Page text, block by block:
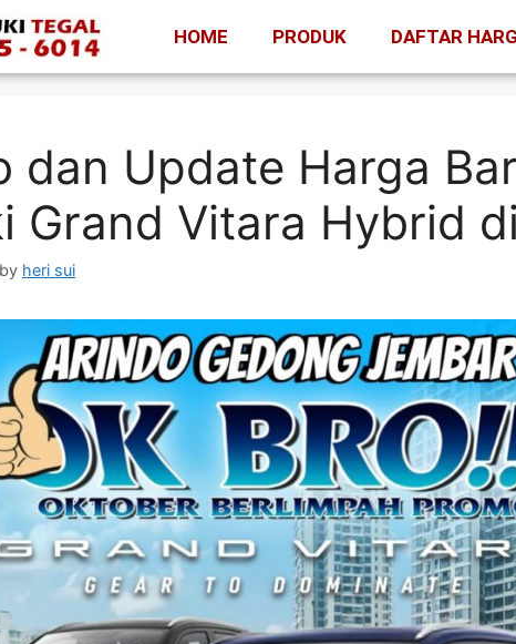
HOME PRODUK DAFTAR
dan Update Harga
Grand Vitara Hybrid
by heri sui